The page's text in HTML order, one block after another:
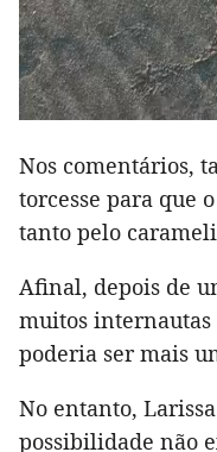
Nos comentários,
torcesse para que
tanto pelo
Afinal, depois de
muitos
poderia ser mais
No entanto,
possibilidade não